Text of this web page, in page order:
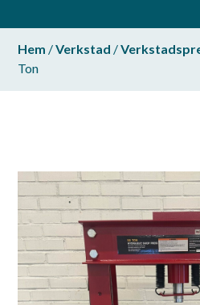
Hem /Verkstad /
Ton